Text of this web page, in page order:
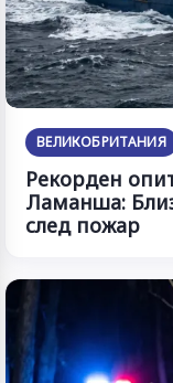
ВЕЛИКОБРИТАНИЯ
Рекорден
Ламанша:
след пожар